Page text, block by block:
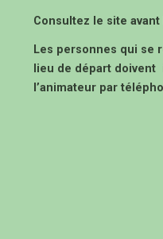
Consultez le site
Les personnes qui se
lieu de départ
l’animateur par